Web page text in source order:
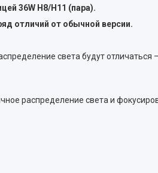
36W H8/H11 (пара).
отличий от обычной версии.
света будут
распределение света и